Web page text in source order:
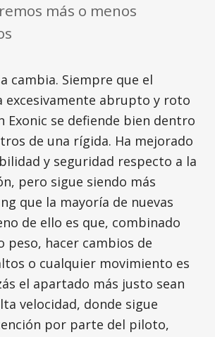
más o menos
cambia. Siempre que el
excesivamente abrupto y roto
Exonic se defiende bien dentro
de una rígida. Ha mejorado
y seguridad respecto a la
pero sigue siendo más
que la mayoría de nuevas
de ello es que, combinado
peso, hacer cambios de
o cualquier movimiento es
el apartado más justo sean
velocidad, donde sigue
por parte del piloto,